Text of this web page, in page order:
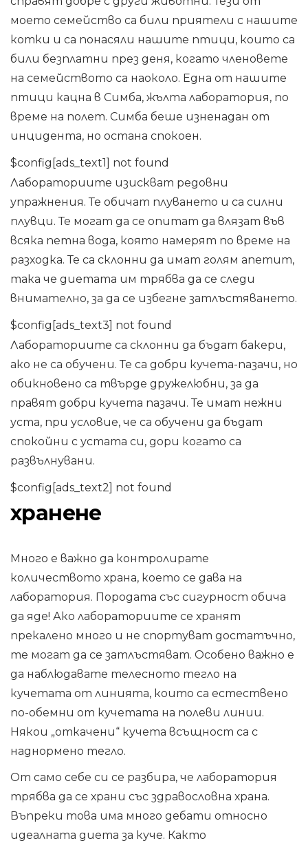
моето семейство са били приятели с нашите
котки и са понасяли нашите птици, които са
били безплатни през деня, когато членовете
на семейството са наоколо. Една от нашите
птици кацна в Симба, жълта лаборатория, по
време на полет. Симба беше изненадан от
инцидента, но остана спокоен.
$config[ads_text1] not found
Лабораториите изискват редовни
упражнения. Те обичат плуването и са силни
плувци. Те могат да се опитат да влязат във
всяка петна вода, която намерят по време на
разходка. Те са склонни да имат голям апетит,
така че диетата им трябва да се следи
внимателно, за да се избегне затлъстяването.
$config[ads_text3] not found
Лабораториите са склонни да бъдат бакери,
ако не са обучени. Те са добри кучета-пазачи, но
обикновено са твърде дружелюбни, за да
правят добри кучета пазачи. Те имат нежни
уста, при условие, че са обучени да бъдат
спокойни с устата си, дори когато са
развълнувани.
$config[ads_text2] not found
хранене
Много е важно да контролирате
количеството храна, което се дава на
лаборатория. Породата със сигурност обича
да яде! Ако лабораториите се хранят
прекалено много и не спортуват достатъчно,
те могат да се затлъстяват. Особено важно е
да наблюдавате телесното тегло на
кучетата от линията, които са естествено
по-обемни от кучетата на полеви линии.
Някои „откачени“ кучета всъщност са с
наднормено тегло.
От само себе си се разбира, че лаборатория
трябва да се храни със здравословна храна.
Въпреки това има много дебати относно
идеалната диета за куче. Както